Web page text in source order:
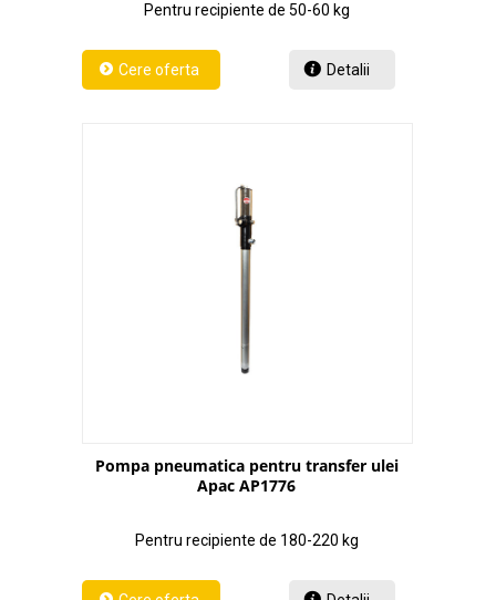
Pentru recipiente de 50-60 kg
Detalii
Pompa pneumatica pentru transfer ulei
Apac AP1776
Pentru recipiente de 180-220 kg